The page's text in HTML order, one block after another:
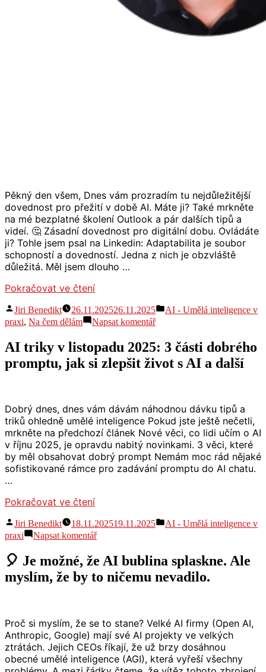
Pěkný den všem, Dnes vám prozradím tu nejdůležitější
dovednost pro přežití v době AI. Máte ji? Také mrkněte
na mé bezplatné školení Outlook a pár dalších tipů a
videí. 🤔 Zásadní dovednost pro digitální dobu. Ovládáte
ji? Tohle jsem psal na Linkedin: Adaptabilita je soubor
schopností a dovedností. Jedna z nich je obzvláště
důležitá. Měl jsem dlouho …
Pokračovat ve čtení„Dovednost
1
pro
éru
+
bezplatné
Autor
Jiri Benedikt 26.11.202526.11.2025
Publikováno
AI - Umělá inteligence v
praxi, Na čem dělám Napsat komentářpro
1
pro
bezplatné
školení
Outlook
AI triky v listopadu 2025: 3 části dobrého
promptu, jak si zlepšit život s AI a další
Dobrý dnes, dnes vám dávám náhodnou dávku tipů a
triků ohledně umělé inteligence Pokud jste ještě nečetli,
mrkněte na předchozí článek Nové věci, co lidi učím o AI
v říjnu 2025, je opravdu nabitý novinkami. 3 věci, které
by měl obsahovat dobrý prompt Nemám moc rád nějaké
sofistikované rámce pro zadávání promptu do AI chatu.
…
Pokračovat ve čtení„AI
v
listopadu
3
části
dobrého
si
zlepšit
život
s
AI
Autor
Jiri Benedikt 18.11.202519.11.2025
Publikováno
AI - Umělá inteligence v
praxi
Napsat komentářpro
triky
v
listopadu
dobrého
promptu,
jak
si
zlepšit
🎈 Je možné, že AI bublina splaskne. Ale
myslím, že by to ničemu nevadilo.
Proč si myslím, že se to stane? Velké AI firmy (Open AI,
Anthropic, Google) mají své AI projekty ve velkých
ztrátách. Jejich CEOs říkají, že už brzy dosáhnou
obecné umělé inteligence (AGI), která vyřeší všechny